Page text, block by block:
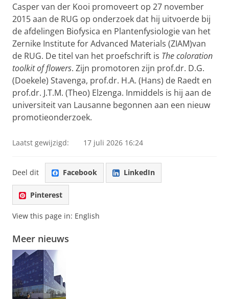
Casper van der Kooi promoveert op 27 november
2015 aan de RUG op onderzoek dat hij uitvoerde bij
de afdelingen Biofysica en Plantenfysiologie van het
Zernike Institute for Advanced Materials (ZIAM)van
de RUG. De titel van het proefschrift is The coloration
toolkit of flowers. Zijn promotoren zijn prof.dr. D.G.
(Doekele) Stavenga, prof.dr. H.A. (Hans) de Raedt en
prof.dr. J.T.M. (Theo) Elzenga. Inmiddels is hij aan de
universiteit van Lausanne begonnen aan een nieuw
promotieonderzoek.
Laatst gewijzigd: 17 juli 2026 16:24
Deel dit Facebook LinkedIn
Pinterest
View this page in: English
Meer nieuws